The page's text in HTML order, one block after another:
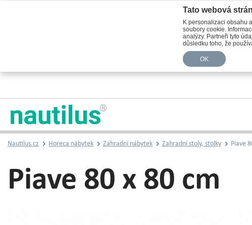
Nautilus.cz Horeca nábytek Zahradní nábytek Zahradní stoly, stolky Piave
Piave 80 x 80 cm
Tato webová
K personalizaci obsahu
soubory cookie.
analýzy. Partneři tyto
důsledku toho, že
OK